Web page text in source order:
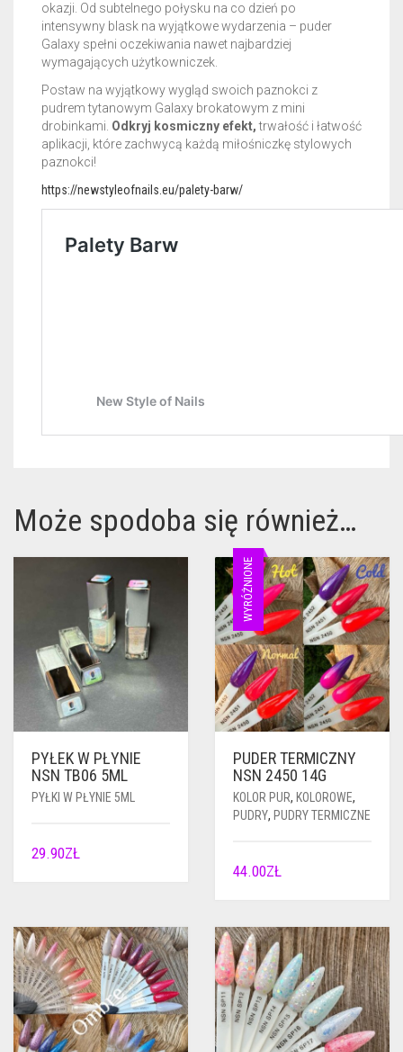
okazji. Od subtelnego połysku na co dzień po
intensywny blask na wyjątkowe wydarzenia – puder
Galaxy spełni oczekiwania nawet najbardziej
wymagających użytkowniczek.
Postaw na wyjątkowy wygląd swoich paznokci z
pudrem tytanowym Galaxy brokatowym z mini
drobinkami. Odkryj kosmiczny efekt,trwałość i łatwość
aplikacji, które zachwycą każdą miłośniczkę stylowych
paznokci!
https://newstyleofnails.eu/palety-barw/
Może spodoba się również…
PYŁEK W PŁYNIE
NSN TB06 5ML
PYŁKI W PŁYNIE 5ML
29.90ZŁ
WYRÓŻNIONE
PUDER TERMICZNY
NSN 2450 14G
KOLOR PUR, KOLOROWE,
PUDRY, PUDRY TERMICZNE
44.00ZŁ